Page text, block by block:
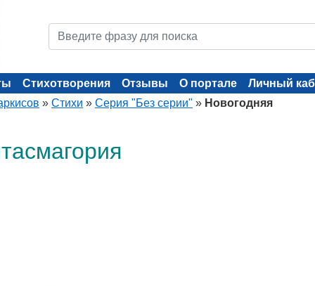
Стихотворения Отзывы О портале
Личный
» Стихи » Серия "Без серии" » Новогодняя